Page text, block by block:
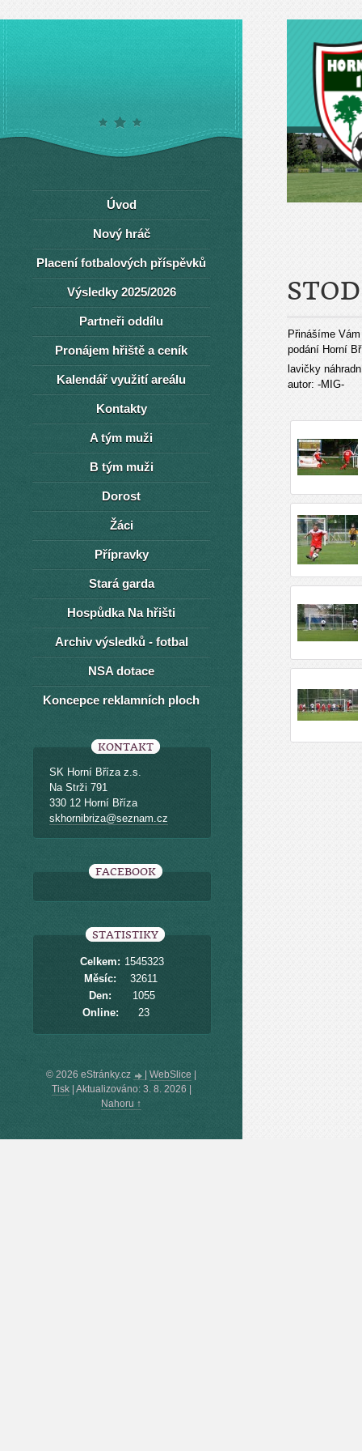
Přinášíme
podání Horní
lavičky
autor: -MIG-
Úvod
Nový hráč
Placení fotbalových příspěvků
Výsledky 2025/2026
Partneři oddílu
Pronájem hřiště a ceník
Kalendář využití areálu
Kontakty
A tým muži
B tým muži
Dorost
Žáci
Přípravky
Stará garda
Hospůdka Na hřišti
Archiv výsledků - fotbal
NSA dotace
Koncepce reklamních ploch
KONTAKT
SK Horní Bříza z.s.
Na Strži 791
330 12 Horní Bříza
skhornibriza@seznam.cz
FACEBOOK
STATISTIKY
Online: 23
Celkem: 1545323
Měsíc:
32611
Den:
1055
© 2026 eStránky.cz WebSlice
Tisk| Aktualizováno: 3. 8. 2026
Nahoru ↑